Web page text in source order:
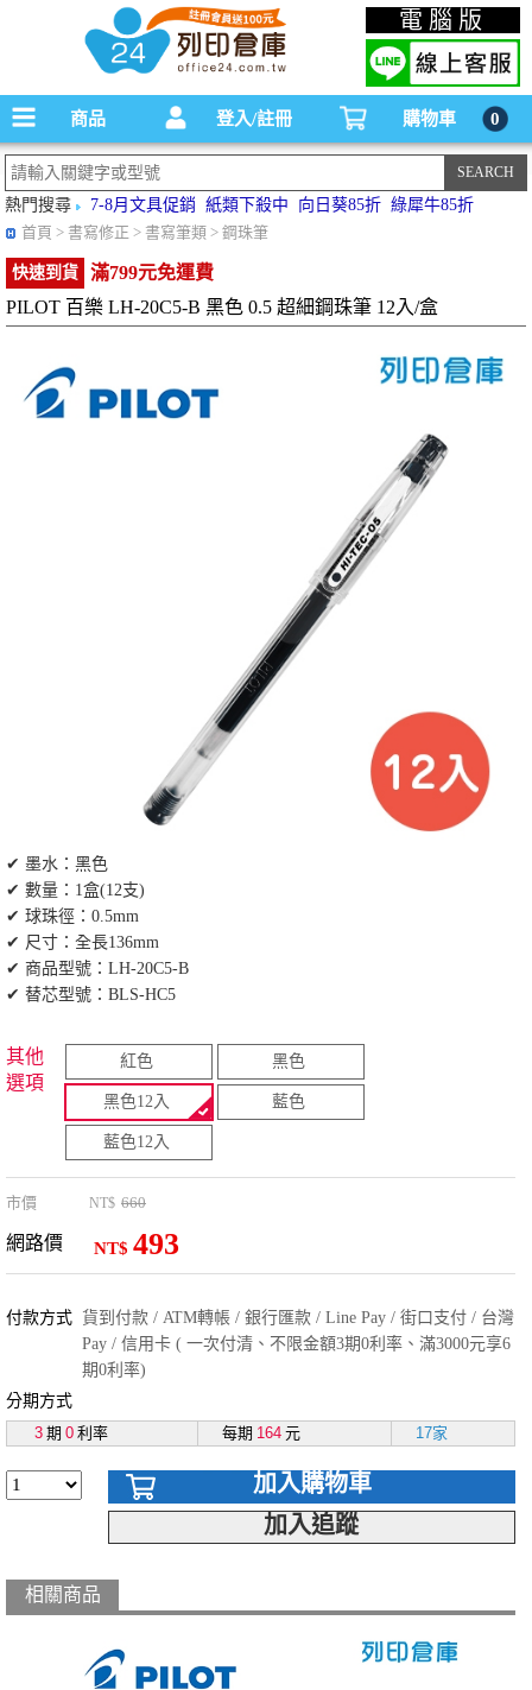
碳粉匣，墨水匣,原廠碳粉匣，副廠碳粉匣，環保碳粉匣,連續供墨印表機-office24列印
倉庫線上購物手機版
電腦版
商品 登入/註冊 購物車 0
熱門搜尋 7-8月文具促銷 紙類下殺中 向日葵85折 綠犀牛85折
首頁 > 書寫修正 > 書寫筆類 > 鋼珠筆
快速到貨
滿799元免運費
PILOT 百樂 LH-20C5-B 黑色 0.5 超細鋼珠筆 12入/盒
✔ 墨水：黑色
✔ 數量：1盒(12支)
✔ 球珠徑：0.5mm
✔ 尺寸：全長136mm
✔ 商品型號：LH-20C5-B
✔ 替芯型號：BLS-HC5
其他
選項
紅色 黑色
黑色12入 藍色
藍色12入
市價 NT$ 660
網路價 NT$ 493
付款方式 貨到付款 / ATM轉帳 / 銀行匯款 / Line Pay / 街口支付 / 台灣
Pay / 信用卡 ( 一次付清、不限金額3期0利率、滿3000元享6
期0利率)
分期方式
3 期 0 利率 每期 164 元 17家
加入購物車
加入追蹤
相關商品